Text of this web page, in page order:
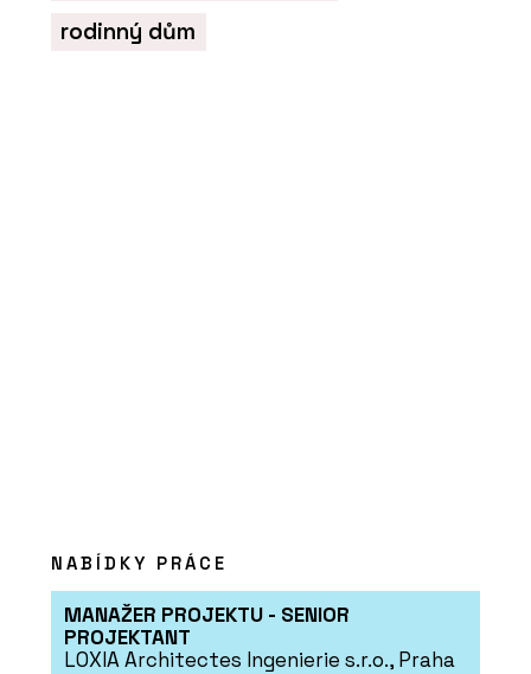
Suché podlahy RigiStabil - Rigips
rodinný dům
NABÍDKY PRÁCE
MANAŽER PROJEKTU - SENIOR
PROJEKTANT
LOXIA Architectes Ingenierie s.r.o., Praha